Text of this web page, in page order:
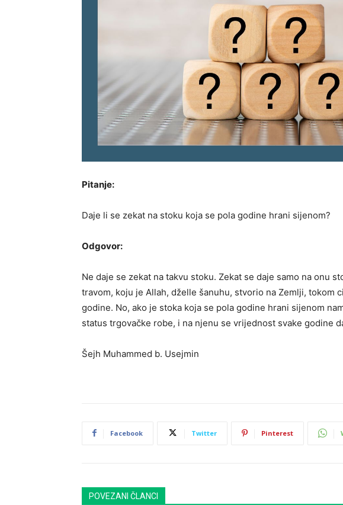
Pitanje:
Daje li se zekat na stoku koja se pola godine hrani sijenom?
Odgovor:
Ne daje se zekat na takvu stoku. Zekat se daje samo na onu
travom, koju je Allah, dželle šanuhu, stvorio na Zemlji, tokom
godine. No, ako je stoka koja se pola godine hrani sijenom
status trgovačke robe, i na njenu se vrijednost svake godine
Šejh Muhammed b. Usejmin
Facebook Twitter Pinterest
POVEZANI ČLANCI